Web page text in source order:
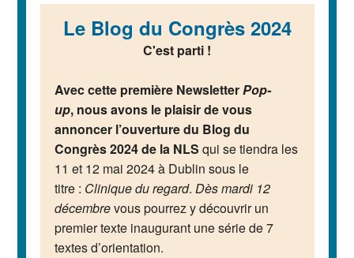
Le Blog du Congrès 2024
C'est parti !
Avec cette première NewsletterPop-
up, nous avons le plaisir de vous
annoncer l’ouverture du Blog du
Congrès 2024 de la NLS qui se tiendra les
11 et 12 mai 2024 à Dublin sous le
titre : Clinique du regard. Dès mardi 12
décembrevous pourrez y découvrir un
premier texte inaugurant une série de 7
textes d’orientation.